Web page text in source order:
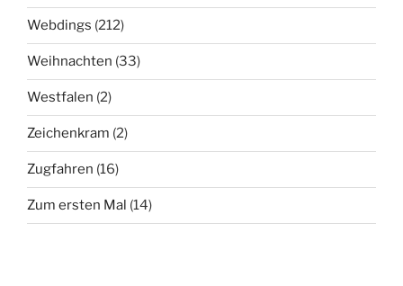
Webdings (212)
Weihnachten (33)
Westfalen (2)
Zeichenkram (2)
Zugfahren (16)
Zum ersten Mal (14)